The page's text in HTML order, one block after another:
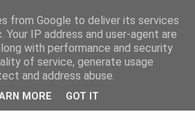
from Google to deliver its services
Your IP address and user-agent are
with performance and security
of service, generate usage
and address abuse.
MORE GOT IT